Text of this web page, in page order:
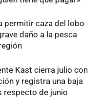
permitir caza del lobo
daño a la pesca
Kast cierra julio con
y registra una baja
respecto de junio